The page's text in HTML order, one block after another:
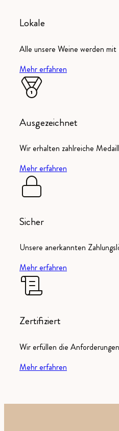
Lokale
Alle unsere Weine werden
Mehr erfahren
Ausgezeichnet
Wir erhalten zahlreiche
Mehr erfahren
Sicher
Unsere anerkannten
Mehr erfahren
Zertifiziert
Wir erfüllen die
Mehr erfahren